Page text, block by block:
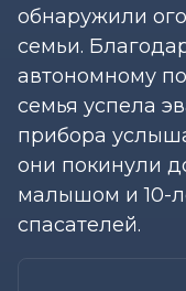
обнаружили
семьи.
автономному
семья успела
прибора
они покинули
малышом и 10-
спасателей.